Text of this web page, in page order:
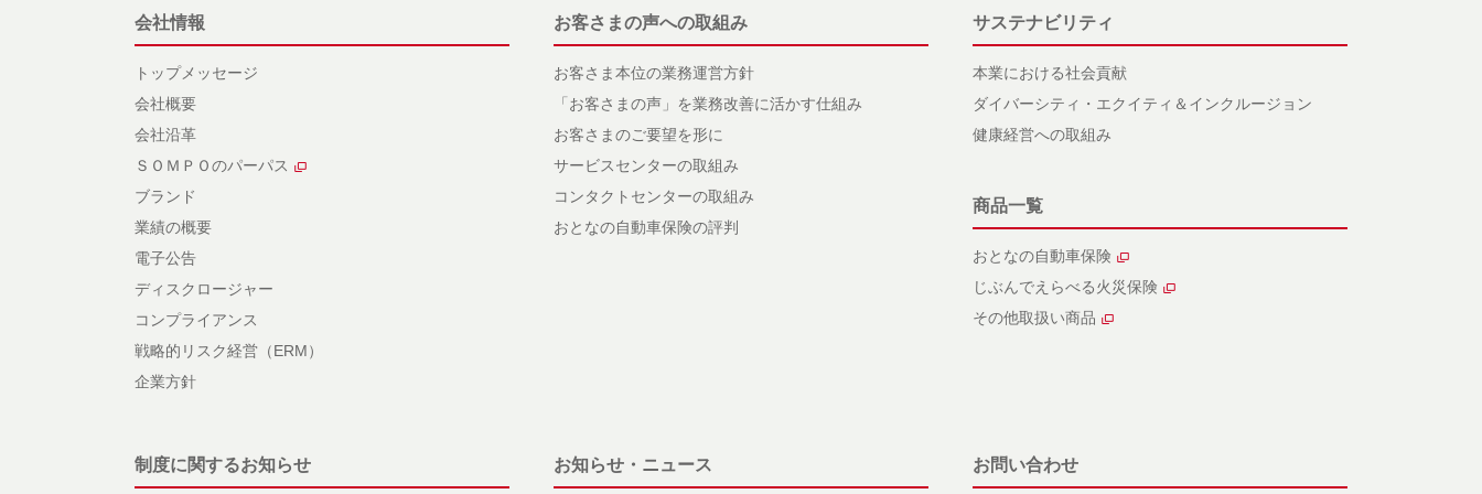
会社情報
トップメッセージ
会社概要
会社沿革
ＳＯＭＰＯのパーパス
ブランド
業績の概要
電子公告
ディスクロージャー
コンプライアンス
戦略的リスク経営（ERM）
企業方針
お客さまの声への取組み
お客さま本位の業務運営方針
「お客さまの声」を業務改善に活かす仕組み
お客さまのご要望を形に
サービスセンターの取組み
コンタクトセンターの取組み
おとなの自動車保険の評判
サステナビリティ
本業における社会貢献
ダイバーシティ・エクイティ＆インクルージョン
健康経営への取組み
商品一覧
おとなの自動車保険
じぶんでえらべる火災保険
その他取扱い商品
制度に関するお知らせ お知らせ・ニュース お問い合わせ